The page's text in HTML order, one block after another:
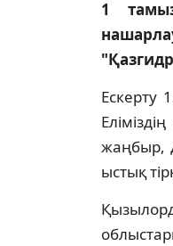
1
Ескерту
жаңбыр,
ыстық